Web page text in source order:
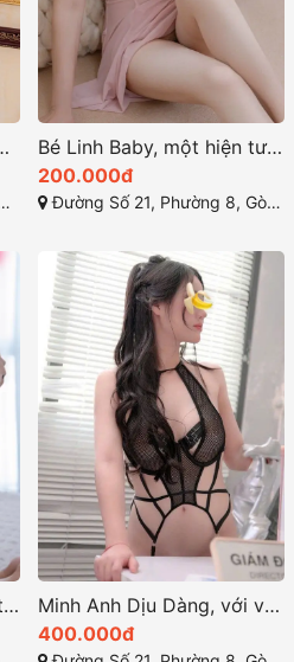
và cuốn hút
Bé Linh Baby, một hiện tượng hotgirl mới nổi ở gò vấp
200.000đ
Đường Số 21, Phường 8, Gò Vấp, Hồ Chí Minh
Trinh Miu đã sở hữu một thân hình quyến rũ
Minh Anh Dịu Dàng, với vẻ đẹp thanh thoát và gần gũi
400.000đ